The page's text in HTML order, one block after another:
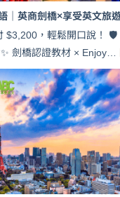
｜英商劍橋×享受英文旅
$3,200，輕鬆開口說！ 🛡️
✨ 劍橋認證教材 × Enjoy…